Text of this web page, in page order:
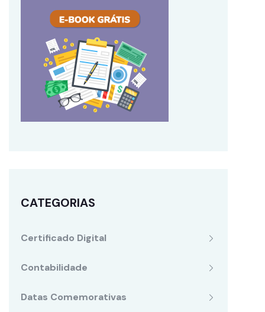
CATEGORIAS
Certificado Digital
Contabilidade
Datas Comemorativas